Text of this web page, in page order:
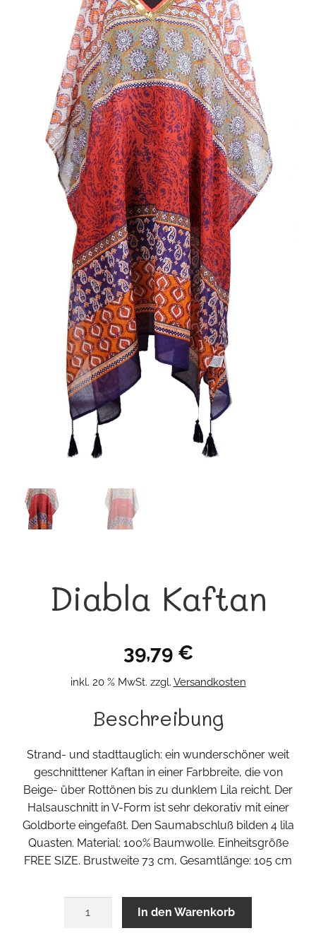
Diabla Kaftan
39,79 €
inkl. 20 % MwSt. zzgl. Versandkosten
Beschreibung
Strand- und stadttauglich: ein wunderschöner weit
geschnitttener Kaftan in einer Farbbreite, die von
Beige- über Rottönen bis zu dunklem Lila reicht. Der
Halsauschnitt in V-Form ist sehr dekorativ mit einer
Goldborte eingefaßt. Den Saumabschluß bilden 4 lila
Quasten. Material: 100% Baumwolle. Einheitsgröße
FREE SIZE. Brustweite 73 cm, Gesamtlänge: 105 cm
In den Warenkorb